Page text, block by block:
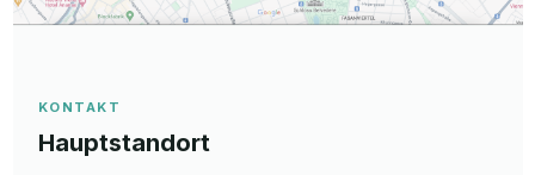
KONTAKT
Hauptstandort